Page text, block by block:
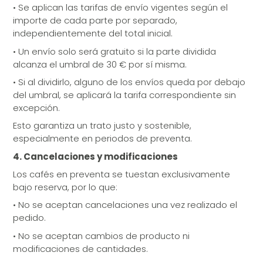
• Se aplican las tarifas de envío vigentes según el
importe de cada parte por separado,
independientemente del total inicial.
• Un envío solo será gratuito si la parte dividida
alcanza el umbral de 30 € por sí misma.
• Si al dividirlo, alguno de los envíos queda por debajo
del umbral, se aplicará la tarifa correspondiente sin
excepción.
Esto garantiza un trato justo y sostenible,
especialmente en periodos de preventa.
4. Cancelaciones y modificaciones
Los cafés en preventa se tuestan exclusivamente
bajo reserva, por lo que:
• No se aceptan cancelaciones una vez realizado el
pedido.
• No se aceptan cambios de producto ni
modificaciones de cantidades.